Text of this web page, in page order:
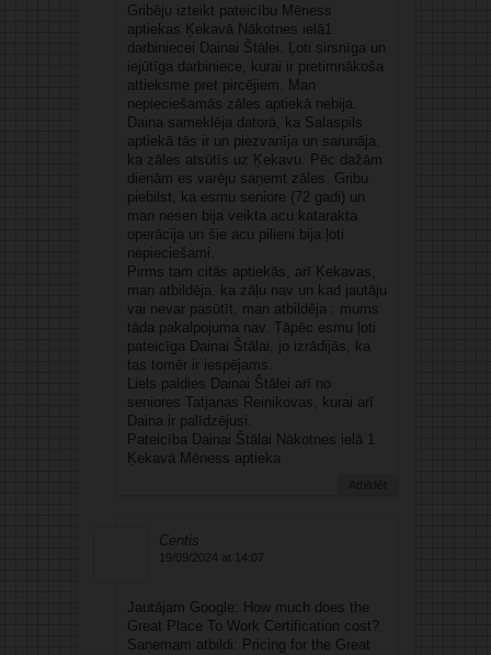
Gribēju izteikt pateicību Mēness
aptiekas Ķekavā Nākotnes ielā1
darbiniecei Dainai Štālei. Ļoti sirsnīga un
iejūtīga darbiniece, kurai ir pretimnākoša
attieksme pret pircējiem. Man
nepieciešamās zāles aptiekā nebija.
Daina sameklēja datorā, ka Salaspils
aptiekā tās ir un piezvanīja un sarunāja,
ka zāles atsūtīs uz Ķekavu. Pēc dažām
dienām es varēju saņemt zāles. Gribu
piebilst, ka esmu seniore (72 gadi) un
man nesen bija veikta acu katarakta
operācija un šie acu pilieni bija ļoti
nepieciešami.
Pirms tam citās aptiekās, arī Ķekavas,
man atbildēja, ka zāļu nav un kad jautāju
vai nevar pasūtīt, man atbildēja : mums
tāda pakalpojuma nav. Tāpēc esmu ļoti
pateicīga Dainai Štālai, jo izrādijās, ka
tas tomēr ir iespējams.
Liels paldies Dainai Štālei arī no
seniores Tatjanas Reinikovas, kurai arī
Daina ir palīdzējusi.
Pateicība Dainai Štālai Nākotnes ielā 1
Ķekavā Mēness aptieka
Atbildēt
Centis
19/09/2024 at 14:07
Jautājam Google: How much does the
Great Place To Work Certification cost?
Saņemam atbildi: Pricing for the Great